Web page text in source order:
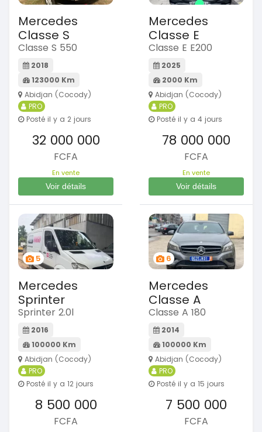
Mercedes
Classe S
Classe S 550
2018
123000 Km
Abidjan (Cocody)
PRO
Posté il y a 2 jours
32 000 000
FCFA
En vente
Voir détails
Mercedes
Classe E
Classe E E200
2025
2000 Km
Abidjan (Cocody)
PRO
Posté il y a 4 jours
78 000 000
FCFA
En vente
Voir détails
5
Mercedes
Sprinter
Sprinter 2.0l
2016
100000 Km
Abidjan (Cocody)
PRO
Posté il y a 12 jours
8 500 000
FCFA
6
Mercedes
Classe A
Classe A 180
2014
100000 Km
Abidjan (Cocody)
PRO
Posté il y a 15 jours
7 500 000
FCFA